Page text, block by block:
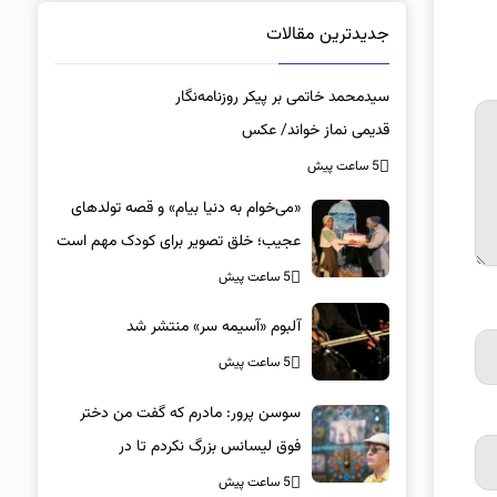
جدیدترین مقالات
سیدمحمد خاتمی بر پیکر روزنامه‌نگار
قدیمی نماز خواند/ عکس
5 ساعت پیش
«می‌خوام به دنیا بیام» و قصه تولدهای
عجیب؛ خلق تصویر برای کودک مهم است
5 ساعت پیش
آلبوم «آسیمه سر» منتشر شد
5 ساعت پیش
سوسن پرور: مادرم که گفت من دختر
فوق‌ لیسانس بزرگ نکردم تا در
پیتزافروشی کار کند! صدای شکستن
5 ساعت پیش